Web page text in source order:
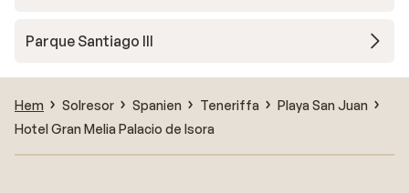
Parque Santiago III
Hem Solresor Spanien Teneriffa
Playa San Juan
Hotel Gran Melia Palacio de Isora